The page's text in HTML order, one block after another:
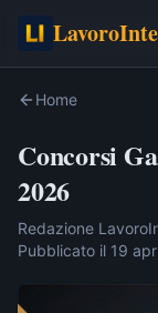
Home
Concorsi
2026
Redazione
Pubblicato il 19